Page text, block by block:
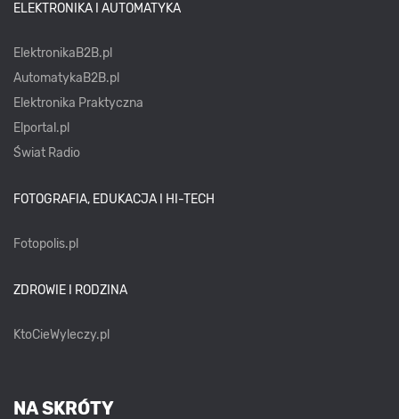
ELEKTRONIKA I AUTOMATYKA
ElektronikaB2B.pl
AutomatykaB2B.pl
Elektronika Praktyczna
Elportal.pl
Świat Radio
FOTOGRAFIA, EDUKACJA I HI-TECH
Fotopolis.pl
ZDROWIE I RODZINA
KtoCieWyleczy.pl
NA SKRÓTY